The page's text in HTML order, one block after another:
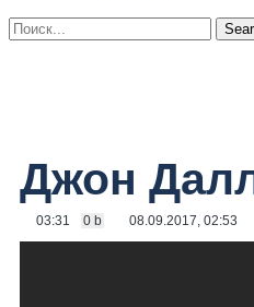
Джон
03:31 0 b 08.09.2017, 02:53